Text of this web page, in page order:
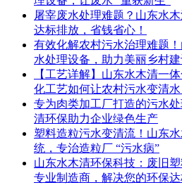
屠宰废水处理难题？山东水
达标排放，省钱省心！
有效化解农村污水治理难题
水处理设备，助力美丽乡村
【工艺详解】山东水木清一
化工艺如何让农村污水变清水
专为肉类加工厂打造的污水
清环保助力企业绿色生产
塑料造粒污水变清流！山东
统，专治造粒厂 “污水病”
山东水木清环保科技：废旧
专业制造商，解决您的环保